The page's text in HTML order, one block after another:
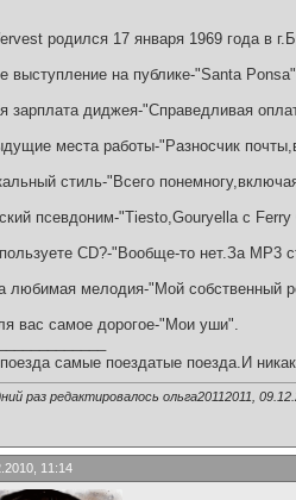
родился 17 января 1969 года в
выступление на публике-"Santa
зарплата диджея-"Справедливая
места работы-"Разносчик
стиль-"Всего
псевдоним-"Tiesto,Gouryella c
CD?-"Вообще-то нет.За MP3
любимая мелодия-"Мой собственный
вас самое дорогое-"Мои уши".
самые поездатые поезда.И
раз редактировалось ольга20112011,
11:14